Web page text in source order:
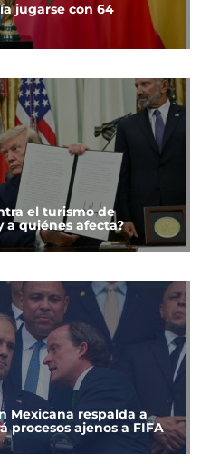
jugarse con 64
el turismo de
a quiénes afecta?
Mexicana respalda a
procesos ajenos a FIFA